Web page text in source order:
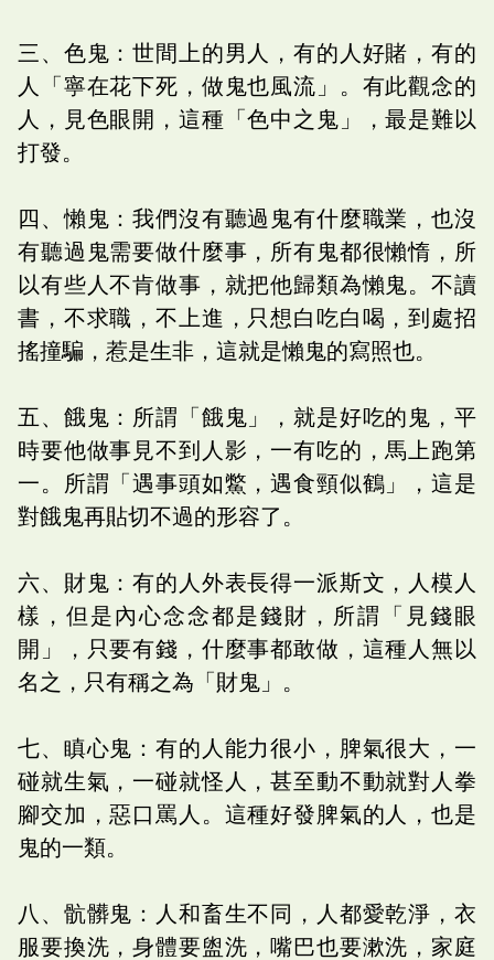
三、色鬼：世間上的男人，有的人好賭，有的
人「寧在花下死，做鬼也風流」。有此觀念的
人，見色眼開，這種「色中之鬼」，最是難以
打發。
四、懶鬼：我們沒有聽過鬼有什麼職業，也沒
有聽過鬼需要做什麼事，所有鬼都很懶惰，所
以有些人不肯做事，就把他歸類為懶鬼。不讀
書，不求職，不上進，只想白吃白喝，到處招
搖撞騙，惹是生非，這就是懶鬼的寫照也。
五、餓鬼：所謂「餓鬼」，就是好吃的鬼，平
時要他做事見不到人影，一有吃的，馬上跑第
一。所謂「遇事頭如鱉，遇食頸似鶴」，這是
對餓鬼再貼切不過的形容了。
六、財鬼：有的人外表長得一派斯文，人模人
樣，但是內心念念都是錢財，所謂「見錢眼
開」，只要有錢，什麼事都敢做，這種人無以
名之，只有稱之為「財鬼」。
七、瞋心鬼：有的人能力很小，脾氣很大，一
碰就生氣，一碰就怪人，甚至動不動就對人拳
腳交加，惡口罵人。這種好發脾氣的人，也是
鬼的一類。
八、骯髒鬼：人和畜生不同，人都愛乾淨，衣
服要換洗，身體要盥洗，嘴巴也要漱洗，家庭